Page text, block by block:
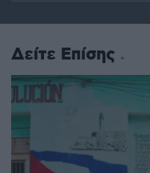
Δείτε Επίσης